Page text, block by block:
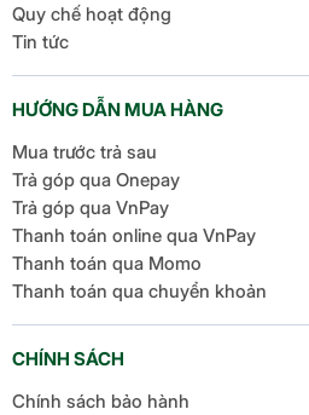
Quy chế hoạt động
Tin tức
HƯỚNG DẪN MUA HÀNG
Mua trước trả sau
Trả góp qua Onepay
Trả góp qua VnPay
Thanh toán online qua VnPay
Thanh toán qua Momo
Thanh toán qua chuyển khoản
CHÍNH SÁCH
Chính sách bảo hành